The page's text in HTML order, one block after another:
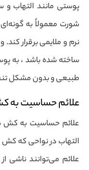
پوستی مانند التهاب
شورت معمولاً به
نرم و ملایمی برقرار
ساخته شده باشد ، به
طبیعی و بدون مشکل
علائم حساسیت به
علائم حساسیت به کش
التهاب در نواحی که کش
علائم می‌توانند ناشی